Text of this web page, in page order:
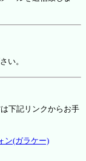
い。
下記リンクからお手
ン(ガラケー)